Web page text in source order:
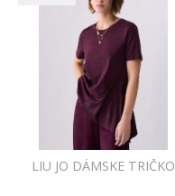
LIU JO DÁMSKE TRIČKO